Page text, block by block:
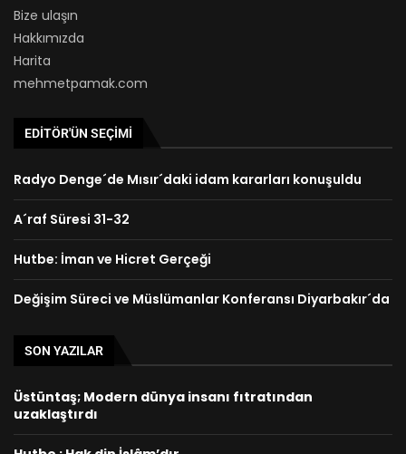
Bize ulaşın
Hakkımızda
Harita
mehmetpamak.com
EDITÖR'ÜN SEÇIMI
Radyo Denge´de Mısır´daki idam kararları konuşuldu
A´raf Süresi 31-32
Hutbe: İman ve Hicret Gerçeği
Değişim Süreci ve Müslümanlar Konferansı Diyarbakır´da
SON YAZILAR
Üstüntaş; Modern dünya insanı fıtratından
uzaklaştırdı